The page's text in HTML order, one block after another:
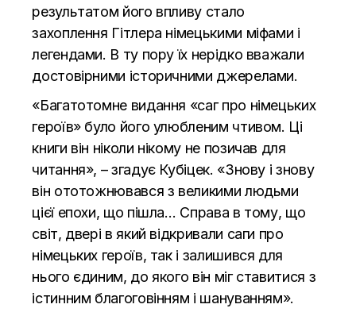
результатом його впливу стало
захоплення Гітлера німецькими міфами і
легендами. В ту пору їх нерідко вважали
достовірними історичними джерелами.
«Багатотомне видання «саг про німецьких
героїв» було його улюбленим чтивом. Ці
книги він ніколи нікому не позичав для
читання», – згадує Кубіцек. «Знову і знову
він ототожнювався з великими людьми
цієї епохи, що пішла… Справа в тому, що
світ, двері в який відкривали саги про
німецьких героїв, так і залишився для
нього єдиним, до якого він міг ставитися з
істинним благоговінням і шануванням».